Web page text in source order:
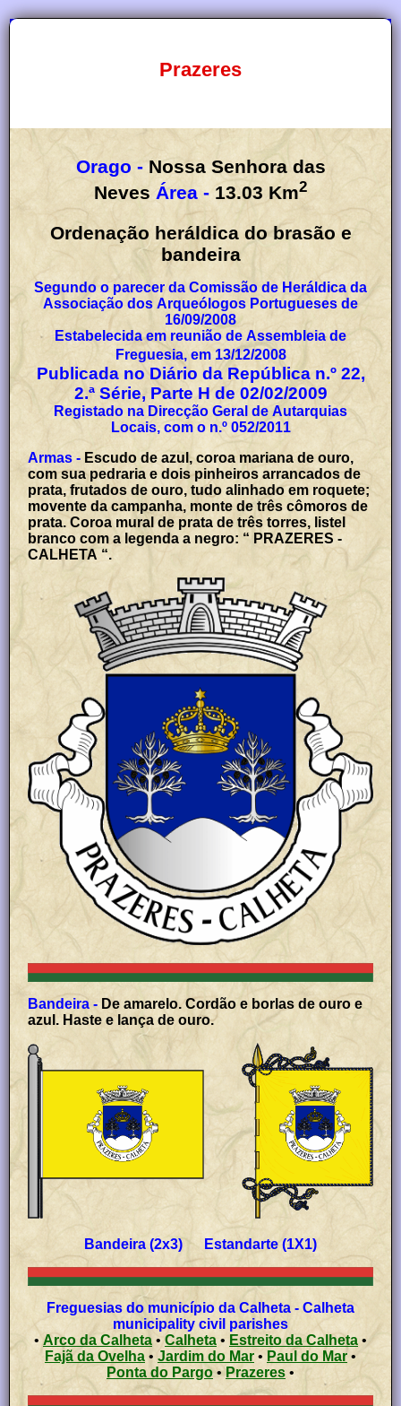
Prazeres
Orago - Nossa Senhora das
Neves Área - 13.03 Km2
Ordenação heráldica do brasão e
bandeira
Segundo o parecer da Comissão de Heráldica da
Associação dos Arqueólogos Portugueses de
16/09/2008
Estabelecida em reunião de Assembleia de
Freguesia, em 13/12/2008
Publicada no Diário da República n.º 22,
2.ª Série, Parte H de 02/02/2009
Registado na Direcção Geral de Autarquias
Locais, com o n.º 052/2011
Armas - Escudo de azul, coroa mariana de ouro,
com sua pedraria e dois pinheiros arrancados de
prata, frutados de ouro, tudo alinhado em roquete;
movente da campanha, monte de três cômoros de
prata. Coroa mural de prata de três torres, listel
branco com a legenda a negro: “ PRAZERES -
CALHETA “.
Bandeira - De amarelo. Cordão e borlas de ouro e
azul. Haste e lança de ouro.
Bandeira (2x3) Estandarte (1X1)
Freguesias do município da Calheta - Calheta
municipality civil parishes
•Arco da Calheta • Calheta • Estreito da Calheta •
Fajã da Ovelha • Jardim do Mar • Paul do Mar •
Ponta do Pargo•Prazeres •